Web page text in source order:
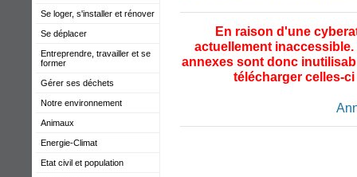
Se loger, s'installer et rénover
Se déplacer
Entreprendre, travailler et se
former
Gérer ses déchets
Notre environnement
Animaux
Energie-Climat
Etat civil et population
En raison d'une
actuellement
annexes sont donc
télécharger celles-